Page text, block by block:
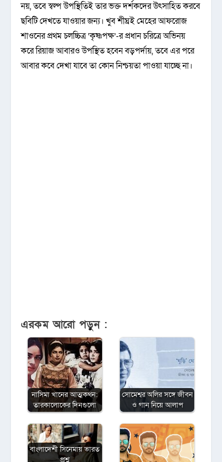
নয়, তবে স্বল্প উপস্থিতিই তার ভক্ত দর্শকদের উৎসাহিত করবে
ছবিটি দেখতে যাওয়ার জন্য। খুব শীঘ্রই মেহের আফরোজ
শাওনের প্রথম চলচ্চিত্র ‘কৃষ্ণপক্ষ’-র প্রধান চরিত্রে অভিনয়
করে রিয়াজ আবারও উপস্থিত হবেন বড়পর্দায়, তবে এর পরে
আবার কবে দেখা যাবে তা কোন নিশ্চয়তা পাওয়া যাচ্ছে না।
এরকম আরো পড়ুন :
নাসিমা খানের আত্মকথন:
তারকালোকের দিনগুলো
সোমেশ্বর অলির সঙ্গে জীবন
ও গান নিয়ে আলাপ
বাংলাদেশী সিনেমায় ভারত
প্রশ্ন